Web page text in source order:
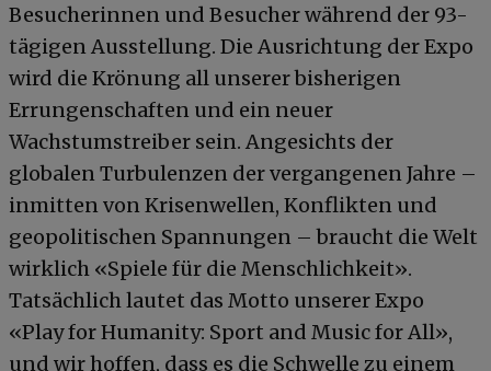
Besucherinnen und Besucher während der 93-
tägigen Ausstellung. Die Ausrichtung der Expo
wird die Krönung all unserer bisherigen
Errungenschaften und ein neuer
Wachstumstreiber sein. Angesichts der
globalen Turbulenzen der vergangenen Jahre –
inmitten von Krisenwellen, Konflikten und
geopolitischen Spannungen – braucht die Welt
wirklich «Spiele für die Menschlichkeit».
Tatsächlich lautet das Motto unserer Expo
«Play for Humanity: Sport and Music for All»,
und wir hoffen, dass es die Schwelle zu einem